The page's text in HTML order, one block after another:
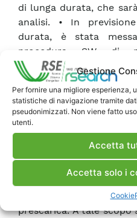
Gestione
Per fornire una migliore esperienza,
statistiche di navigazione tramite
pseudonimizzati. Non viene fatto
utenti.
Accetta
Accetta solo i
Cookie
di lunga durata, che
analisi. • In
durata, è stata
procedura SW di
automatico dei dati
scelto di correlare la
salvataggio dei dati ai
sensore ottico;
tempo di risposta,
prevede un’ulteriore
con prove di lunga
soglie di preallarme
prescarica. A tale